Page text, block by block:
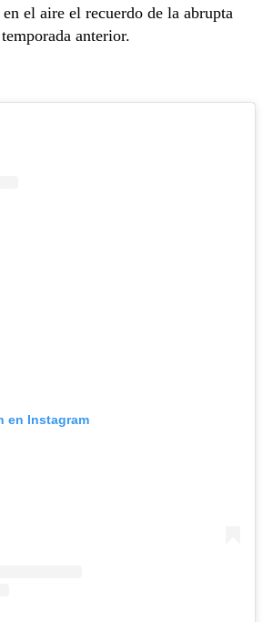
el aire el recuerdo de la abrupta
anterior.
en Instagram